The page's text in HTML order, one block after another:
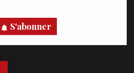
S'abonner